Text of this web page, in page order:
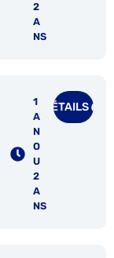
2
A
NS
1
A
N
O
U
2
A
NS
DÉTAILS